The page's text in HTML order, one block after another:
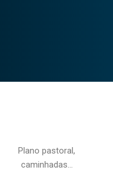
Plano pastoral,
caminhadas…